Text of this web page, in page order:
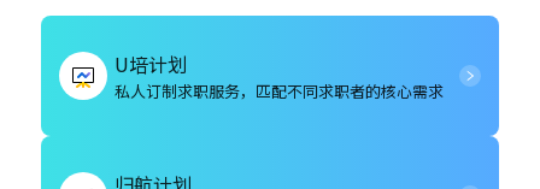
U培计划
私人订制求职服务，匹配不同求职者的核心需求